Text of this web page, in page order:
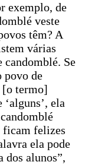
exemplo, de
veste
têm? A
várias
candomblé. Se
povo de
[o termo]
‘alguns’, ela
ficam felizes
ela pode
dos alunos”,